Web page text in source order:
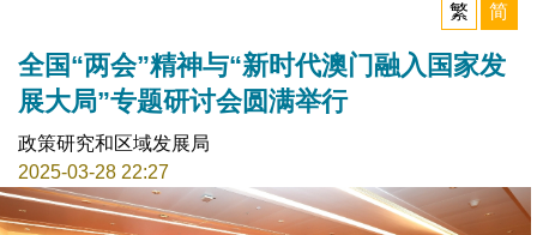
繁
简
全国“两会”精神与“新时代澳门融入国家发
展大局”专题研讨会圆满举行
政策研究和区域发展局
2025-03-28 22:27